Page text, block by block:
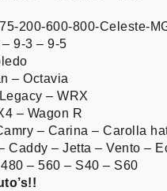
200-600-800-Celeste-
9-3 – 9-5
– Octavia
– WRX
– Wagon R
– Carina – Carolla
Caddy – Jetta – Vento –
– 560 – S40 – S60